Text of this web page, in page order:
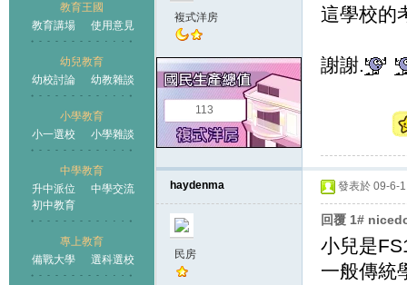
教育王國
教育講場
使用意見
幼兒教育
幼校討論
幼教雜談
小學教育
小一選校
小學雜談
中學教育
升中派位
中學交流
初中教育
專上教育
備戰大學
選科選校
王國
複式洋房
113
這學校的
謝謝.
haydenma
民房
發表於 09-6-
回覆 1#
小兒是
一般傳統